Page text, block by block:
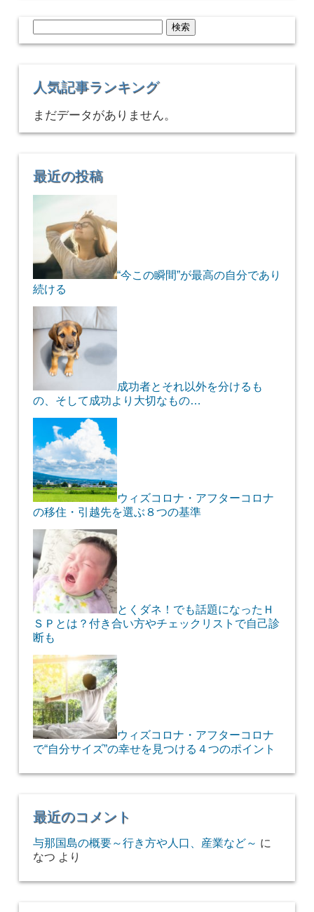
索:
人気記事ランキング
まだデータがありません。
最近の投稿
“今この瞬間”が最高の自分であり
続ける
成功者とそれ以外を分けるも
の、そして成功より大切なもの…
ウィズコロナ・アフターコロナ
の移住・引越先を選ぶ８つの基準
とくダネ！でも話題になったＨ
ＳＰとは？付き合い方やチェックリストで自己診
断も
ウィズコロナ・アフターコロナ
で“自分サイズ”の幸せを見つける４つのポイント
最近のコメント
与那国島の概要～行き方や人口、産業など～ に
なつ より